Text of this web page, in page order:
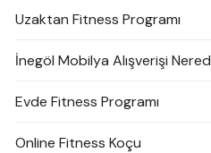
Uzaktan Fitness Programı
İnegöl Mobilya Alışverişi
Evde Fitness Programı
Online Fitness Koçu